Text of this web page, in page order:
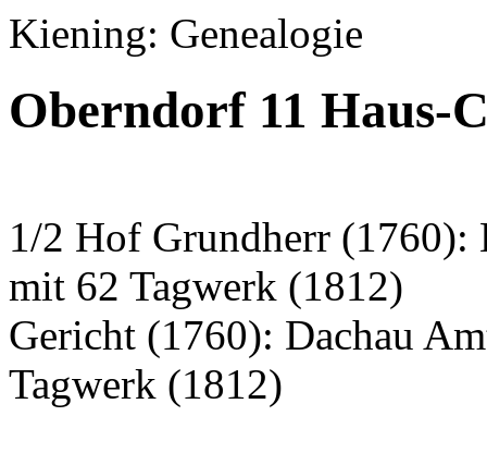
Kiening: Genealogie
Oberndorf 11
1/2 Hof Grundherr
mit 62 Tagwerk (1812)
Gericht (1760): Dachau
Tagwerk (1812)